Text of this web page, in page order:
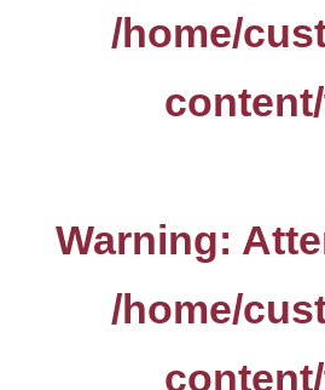
/home/
Warning:
/home/